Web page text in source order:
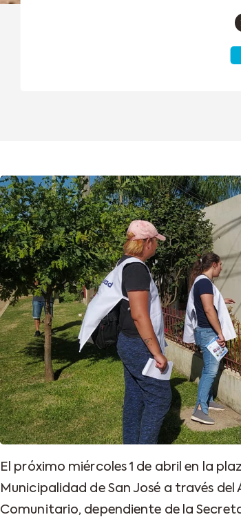
El próximo miércoles 1 de abril en la
Municipalidad de San José a través del
Comunitario, dependiente de la